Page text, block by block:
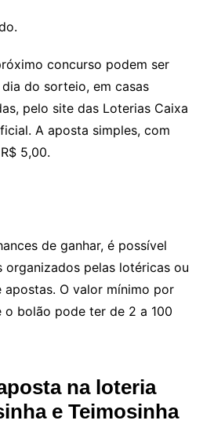
concurso podem ser
do sorteio, em casas
pelo site das Loterias Caixa
A aposta simples, com
5,00.
de ganhar, é possível
pelas lotéricas ou
O valor mínimo por
o bolão pode ter de 2 a 100
na loteria
e Teimosinha